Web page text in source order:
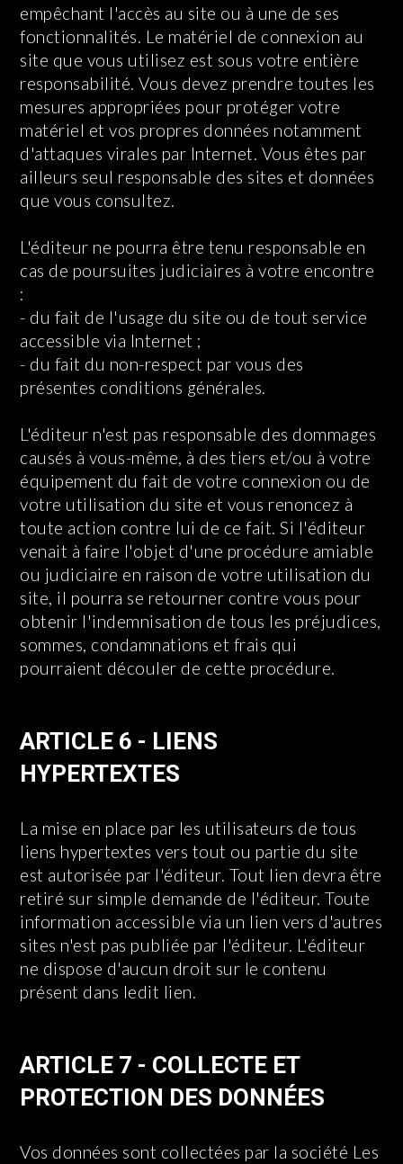
empêchant l'accès au site ou à une de ses
fonctionnalités. Le matériel de connexion au
site que vous utilisez est sous votre entière
responsabilité. Vous devez prendre toutes les
mesures appropriées pour protéger votre
matériel et vos propres données notamment
d'attaques virales par Internet. Vous êtes par
ailleurs seul responsable des sites et données
que vous consultez.
L'éditeur ne pourra être tenu responsable en
cas de poursuites judiciaires à votre encontre
:
- du fait de l'usage du site ou de tout service
accessible via Internet ;
- du fait du non-respect par vous des
présentes conditions générales.
L'éditeur n'est pas responsable des dommages
causés à vous-même, à des tiers et/ou à votre
équipement du fait de votre connexion ou de
votre utilisation du site et vous renoncez à
toute action contre lui de ce fait. Si l'éditeur
venait à faire l'objet d'une procédure amiable
ou judiciaire en raison de votre utilisation du
site, il pourra se retourner contre vous pour
obtenir l'indemnisation de tous les préjudices,
sommes, condamnations et frais qui
pourraient découler de cette procédure.
ARTICLE 6 - LIENS
HYPERTEXTES
La mise en place par les utilisateurs de tous
liens hypertextes vers tout ou partie du site
est autorisée par l'éditeur. Tout lien devra être
retiré sur simple demande de l'éditeur. Toute
information accessible via un lien vers d'autres
sites n'est pas publiée par l'éditeur. L'éditeur
ne dispose d'aucun droit sur le contenu
présent dans ledit lien.
ARTICLE 7 - COLLECTE ET
PROTECTION DES DONNÉES
Vos données sont collectées par la société Les